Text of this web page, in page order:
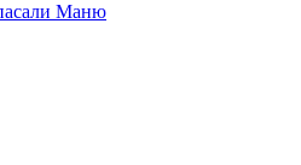
Маню